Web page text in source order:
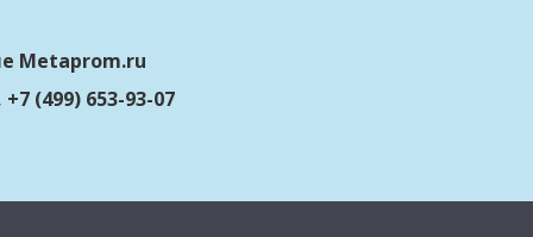
Metaprom.ru
(499) 653-93-07